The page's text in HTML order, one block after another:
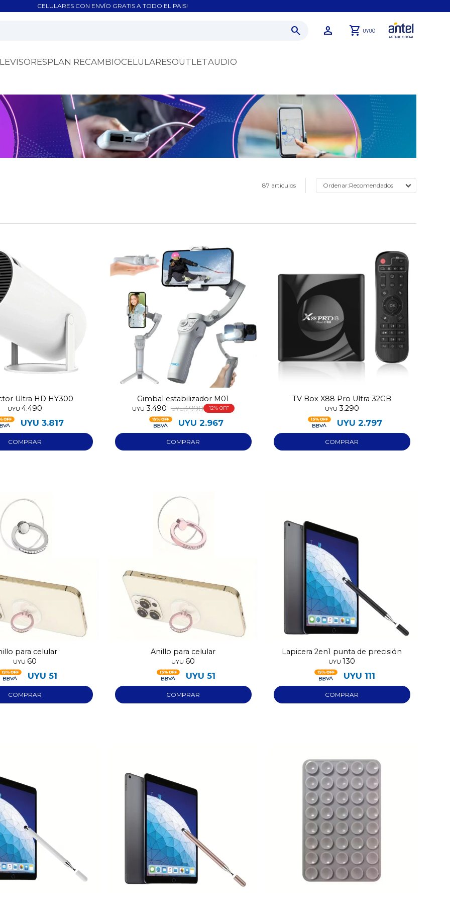
CELULARES CON ENVÍO GRATIS A TODO EL PAIS!
UYU0
PLAN RECAMBIOCELULARESOUTLETAUDIO
87 artículos Recomendados
Ultra HD HY300
UYU 4.490
UYU 3.817
Gimbal estabilizador M01
UYU 3.490 UYU3.990 12
UYU 2.967
TV Box X88 Pro Ultra 32GB
UYU 3.290
UYU 2.797
para celular
UYU 60
UYU 51
Anillo para celular
UYU 60
UYU 51
Lapicera 2en1 punta de precisión
UYU 130
UYU 111